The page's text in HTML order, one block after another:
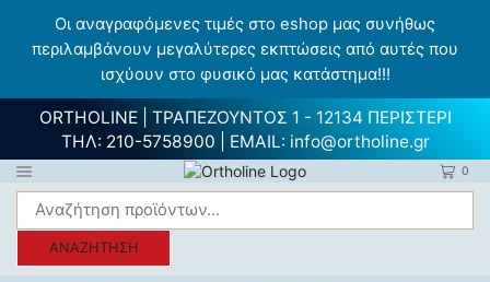
Οι αναγραφόμενες τιμές στο eshop μας συνήθως
περιλαμβάνουν μεγαλύτερες εκπτώσεις από αυτές που
ισχύουν στο φυσικό μας κατάστημα!!!
ORTHOLINE | ΤΡΑΠΕΖΟΥΝΤΟΣ 1 - 12134 ΠΕΡΙΣΤΕΡΙ
ΤΗΛ: 210-5758900 | EMAIL: info@ortholine.gr
0
ΑΝΑΖΉΤΗΣΗ